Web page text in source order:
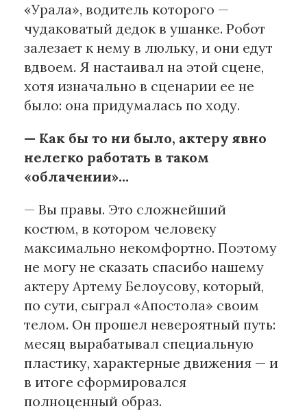
«Урала», водитель которого —
чудаковатый дедок в ушанке. Робот
залезает к нему в люльку, и они едут
вдвоем. Я настаивал на этой сцене,
хотя изначально в сценарии ее не
было: она придумалась по ходу.
— Как бы то ни было, актеру явно
нелегко работать в таком
«облачении»…
— Вы правы. Это сложнейший
костюм, в котором человеку
максимально некомфортно. Поэтому
не могу не сказать спасибо нашему
актеру Артему Белоусову, который,
по сути, сыграл «Апостола» своим
телом. Он прошел невероятный путь:
месяц вырабатывал специальную
пластику, характерные движения — и
в итоге сформировался
полноценный образ.